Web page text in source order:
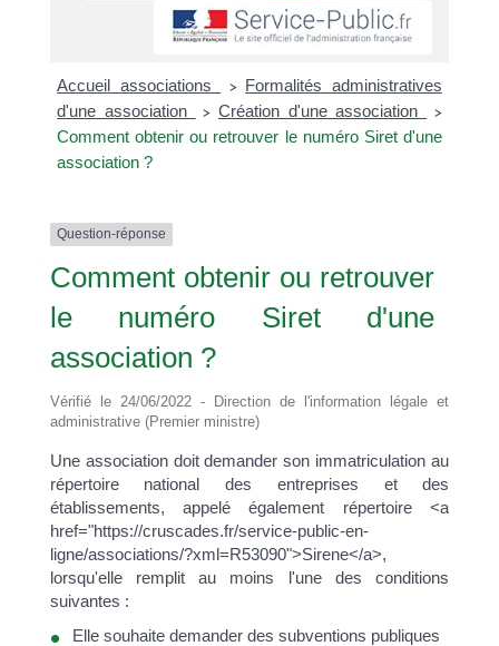
Accueil associations > Formalités administratives
d'une association
> Création d'une association >
Comment obtenir ou retrouver le numéro Siret d'une
association ?
Question-réponse
Comment obtenir ou retrouver
le numéro Siret d'une
association ?
Vérifié le 24/06/2022 - Direction de l'information légale et
administrative (Premier ministre)
Une association doit demander son immatriculation au
répertoire national des entreprises et des
établissements, appelé également répertoire <a
href="https://cruscades.fr/service-public-en-
ligne/associations/?xml=R53090">Sirene</a>,
lorsqu'elle remplit au moins l'une des conditions
suivantes :
Elle souhaite demander des subventions publiques